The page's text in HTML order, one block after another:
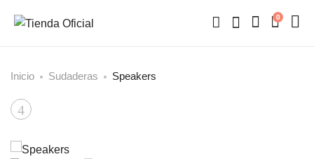
0
Inicio Sudaderas Speakers
Product
navigation
Corazón